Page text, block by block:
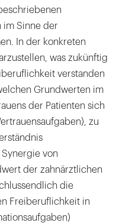
im Sinne der
In der konkreten
was zukünftig
verstanden
Grundwerten im
der Patienten sich
zu
von
der zahnärztlichen
die
Freiberuflichkeit in